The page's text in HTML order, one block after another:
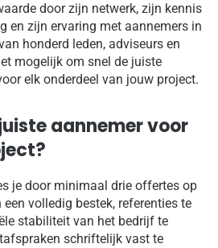
door zijn netwerk, zijn kennis
en zijn ervaring met aannemers in
honderd leden, adviseurs en
mogelijk om snel de juiste
elk onderdeel van jouw project.
aannemer voor
je door minimaal drie offertes op
volledig bestek, referenties te
stabiliteit van het bedrijf te
schriftelijk vast te